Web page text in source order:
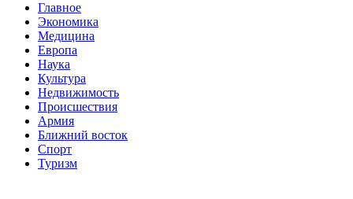
Главное
Экономика
Медицина
Европа
Наука
Культура
Недвижимость
Происшествия
Армия
Ближний восток
Спорт
Туризм